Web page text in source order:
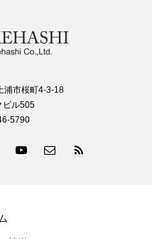
浦市桜町4-3-18
ビル505
5790